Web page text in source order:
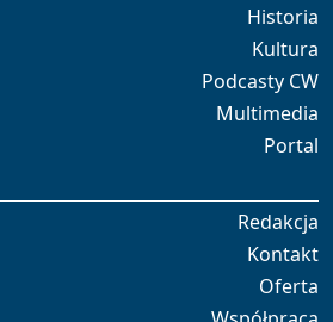
Historia
Kultura
Podcasty CW
Multimedia
Portal
Redakcja
Kontakt
Oferta